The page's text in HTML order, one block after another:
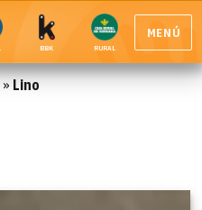
BBK RURAL
MENÚ
» Lino